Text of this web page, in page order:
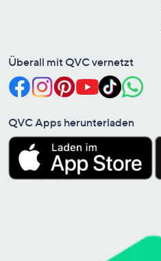
Überall mit QVC vernetzt
QVC Apps herunterladen